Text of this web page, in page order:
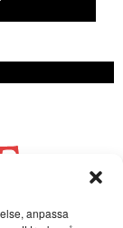
anpassa